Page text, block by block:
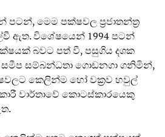
පටන්, මෙම පක්ෂවල ප්‍රජාතන්ත්‍ර
ඇත. විශේෂයෙන් 1994 පටන්
බවට පත් වී, පසුගිය දශක
සම්බන්ධතා ගොඩනගා ගනිමින්,
කෙලින්ම හෝ වක්‍රව හවුල්
වාර්තාවේ කොටස්කාරයෙකු